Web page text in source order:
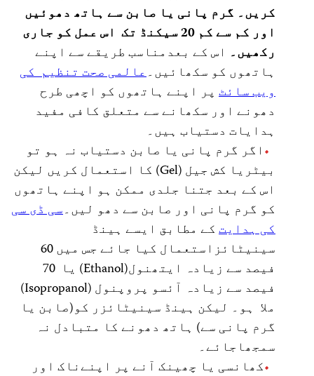
کریں۔ گرم پانی یا صابن سے ہاتھ دھوئیں
اور کم سے کم 20 سیکنڈ تک اس عمل کو جاری
رکھیں۔ اس کے بعدمناسب طریقے سے اپنے
ہاتھوں کو سکھائیں۔عالمی صحت تنظیم کی
ویب سائٹ پر اپنے ہاتھوں کو اچھی طرح
دھونے اور سکھانے سے متعلق کافی مفید
ہدایات دستیاب ہیں۔
اگر گرم پانی یا صابن دستیاب نہ ہو تو
بیٹریا کش جیل (Gel) کا استعمال کریں لیکن
اس کے بعد جتنا جلدی ممکن ہو اپنے ہاتھوں
کو گرم پانی اور صابن سے دھو لیں۔سی ڈی سی
کی ہدایت کے مطابق ایسے ہینڈ
سینیٹائزاستعمال کیا جائے جس میں 60
فیصد سے زیادہ ایتھنول(Ethanol) یا 70
فیصد سے زیادہ آئسو پروپنول (Isopropanol)
ملا ہو۔ لیکن ہینڈ سینیٹائزر کو(صابن یا
گرم پانی سے) ہاتھ دھونے کا متبادل نہ
سمجھاجائے۔
کھانسی یا چھینک آنے پر اپنےناک اور